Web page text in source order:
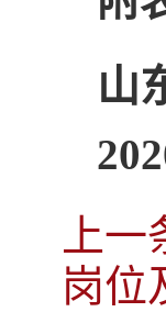
山
上
岗位